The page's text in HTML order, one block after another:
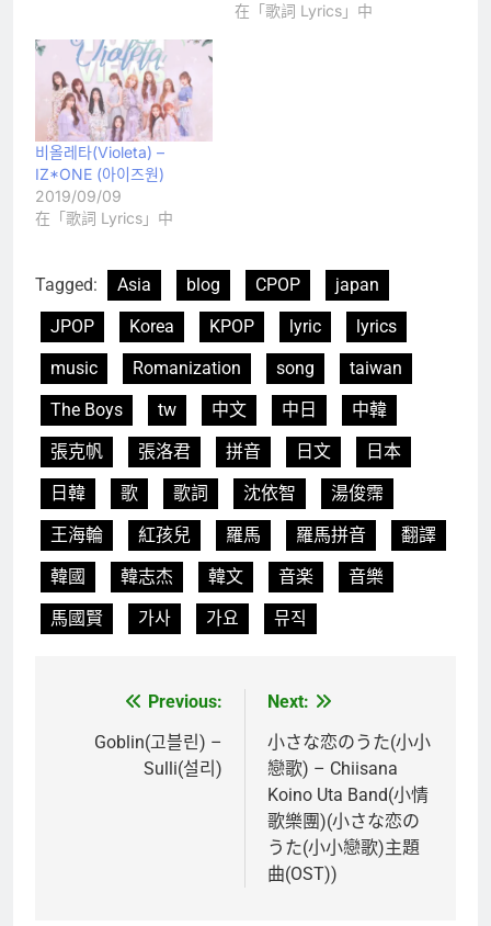
在「歌詞 Lyrics」中
비올레타(Violeta) –
IZ*ONE (아이즈원)
2019/09/09
在「歌詞 Lyrics」中
Tagged: Asia blog CPOP
japan
JPOP
Korea KPOP lyric
lyrics
music
Romanization song
taiwan
The Boys
tw 中文 中日
中韓
張克帆
張洛君 拼音 日文
日本
日韓
歌 歌詞 沈依智
湯俊霈
王海輪
紅孩兒 羅馬 羅馬拼音
翻譯
韓國
韓志杰 韓文 音楽
音樂
馬國賢
가사 가요 뮤직
Previous:
Goblin(고블린) –
Sulli(설리)
Next:
小さな恋のうた(小小
戀歌) – Chiisana
Koino Uta Band(小情
歌樂團)(小さな恋の
うた(小小戀歌)主題
曲(OST))